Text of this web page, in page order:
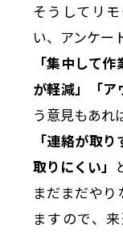
そうしてリ
い、アンケー
「集中して
が軽減」「ア
う意見もあれ
「連絡が取
取りにくい」
まだまだやり
ますので、